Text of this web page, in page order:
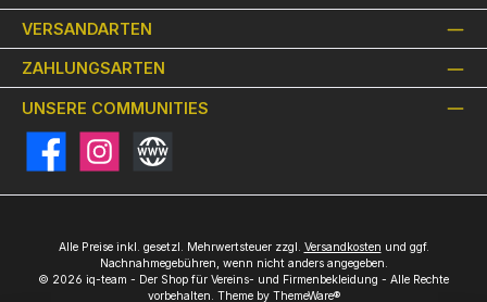
VERSANDARTEN
ZAHLUNGSARTEN
UNSERE COMMUNITIES
FacebookInstagramWebsite
Alle Preise inkl. gesetzl. Mehrwertsteuer zzgl. Versandkosten und ggf.
Nachnahmegebühren, wenn nicht anders angegeben.
© 2026 iq-team - Der Shop für Vereins- und Firmenbekleidung - Alle Rechte
vorbehalten. Theme by ThemeWare®